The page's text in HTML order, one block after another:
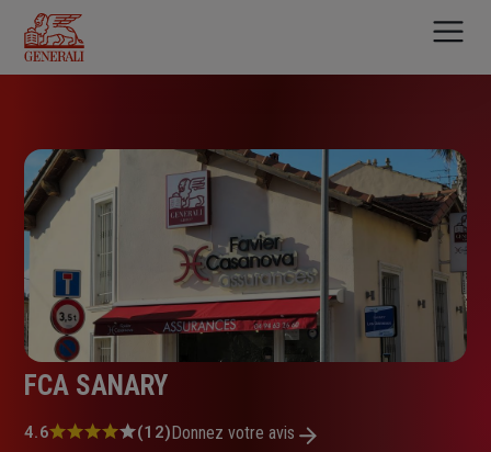
contenu
principal
FCA SANARY
Note
4.6 (12)Donnez votre avis